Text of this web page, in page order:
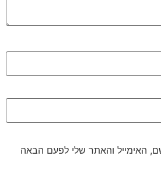
האימייל והאתר שלי לפעם הבאה